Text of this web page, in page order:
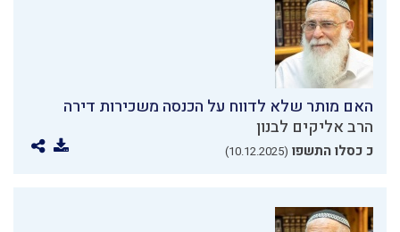
האם מותר שלא לדווח על הכנסה משכירות דירה
הרב אליקים לבנון
כ כסלו התשפו (10.12.2025)